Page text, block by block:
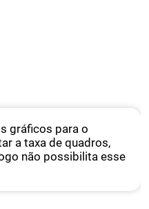
gráficos para o
a taxa de quadros,
não possibilita esse